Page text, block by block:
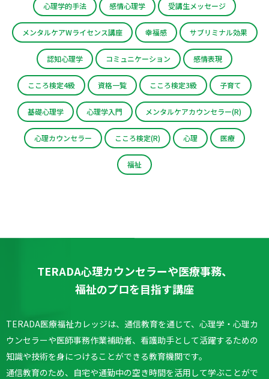
心理学的手法 感情心理学 受講生メッセージ
メンタルケアWライセンス講座 幸福感 サブリミナル効果
認知心理学 コミュニケーション 感情表現
こころ検定4級 資格一覧 こころ検定3級 子育て
基礎心理学 心理学入門 メンタルケアカウンセラー(R)
心理カウンセラー こころ検定(R) 心理 医療
福祉
TERADA心理カウンセラーや医療事務、
福祉のプロを目指す講座
TERADA医療福祉カレッジは、通信教育を通じて、心理学・心理カ
ウンセラーや医師事務作業補助者、看護助手として活躍するための
知識や技術を身につけることができる教育機関です。
通信教育のため、自宅や通勤中の空き時間を活用して学ぶことがで